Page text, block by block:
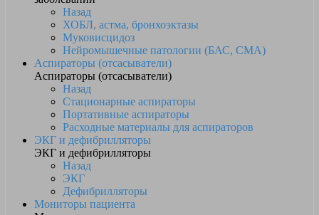
Назад
ХОБЛ, астма, бронхоэктазы
Муковисцидоз
Нейромышечные патологии (БАС, СМА)
Аспираторы (отсасыватели)
Аспираторы (отсасыватели)
Назад
Стационарные аспираторы
Портативные аспираторы
Расходные материалы для аспираторов
ЭКГ и дефибрилляторы
ЭКГ и дефибрилляторы
Назад
ЭКГ
Дефибрилляторы
Мониторы пациента